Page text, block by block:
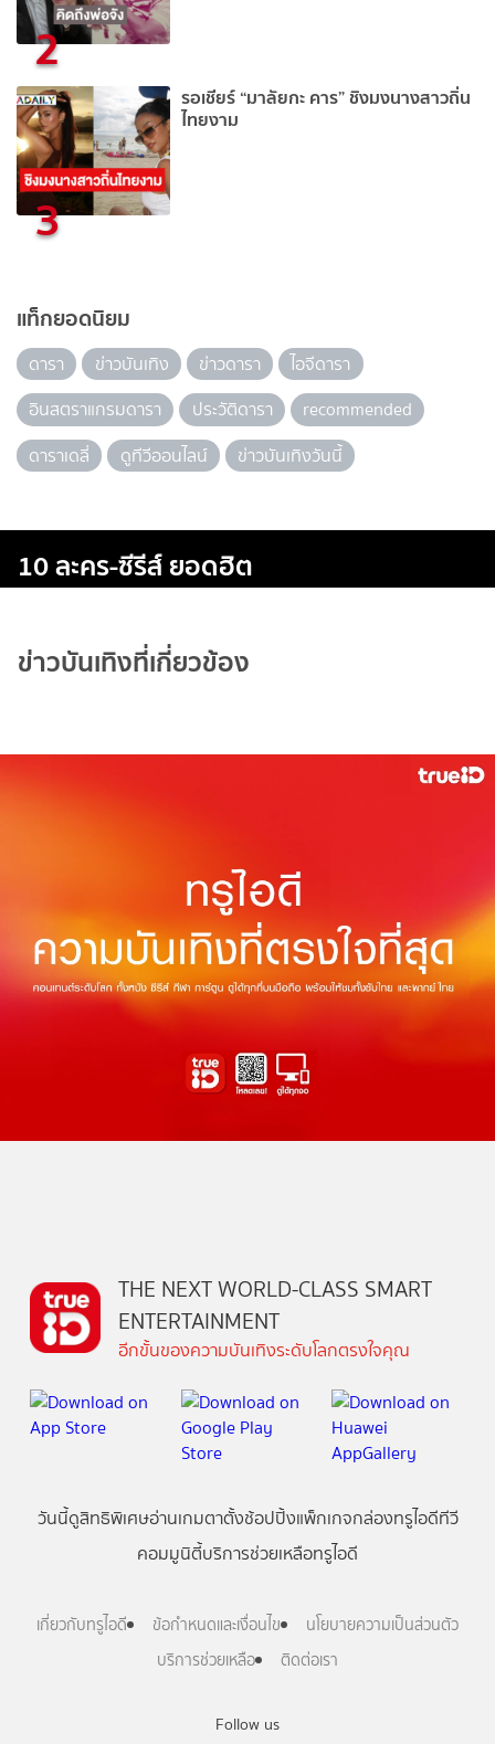
2
3
รอเชียร์ “มาลัยกะ คาร” ชิงมงนางสาวถิ่น
ไทยงาม
แท็กยอดนิยม
ดารา ข่าวบันเทิง ข่าวดารา
ไอจีดารา
อินสตราแกรมดารา
ประวัติดารา
recommended
ดาราเดลี่
ดูทีวีออนไลน์ ข่าวบันเทิงวันนี้
10 ละคร-ซีรีส์ ยอดฮิต
ข่าวบันเทิงที่เกี่ยวข้อง
Follow us
THE NEXT WORLD-CLASS SMART
ENTERTAINMENT
อีกขั้นของความบันเทิงระดับโลกตรงใจคุณ
วันนี้ดูสิทธิพิเศษอ่านเกมตาตั้งช้อปปิ้งแพ็กเกจกล่องทรูไอดีทีวี
คอมมูนิตี้บริการช่วยเหลือทรูไอดี
เกี่ยวกับทรูไอดี ข้อกำหนดและเงื่อนไข
นโยบายความเป็นส่วนตัว
บริการช่วยเหลือ
ติดต่อเรา